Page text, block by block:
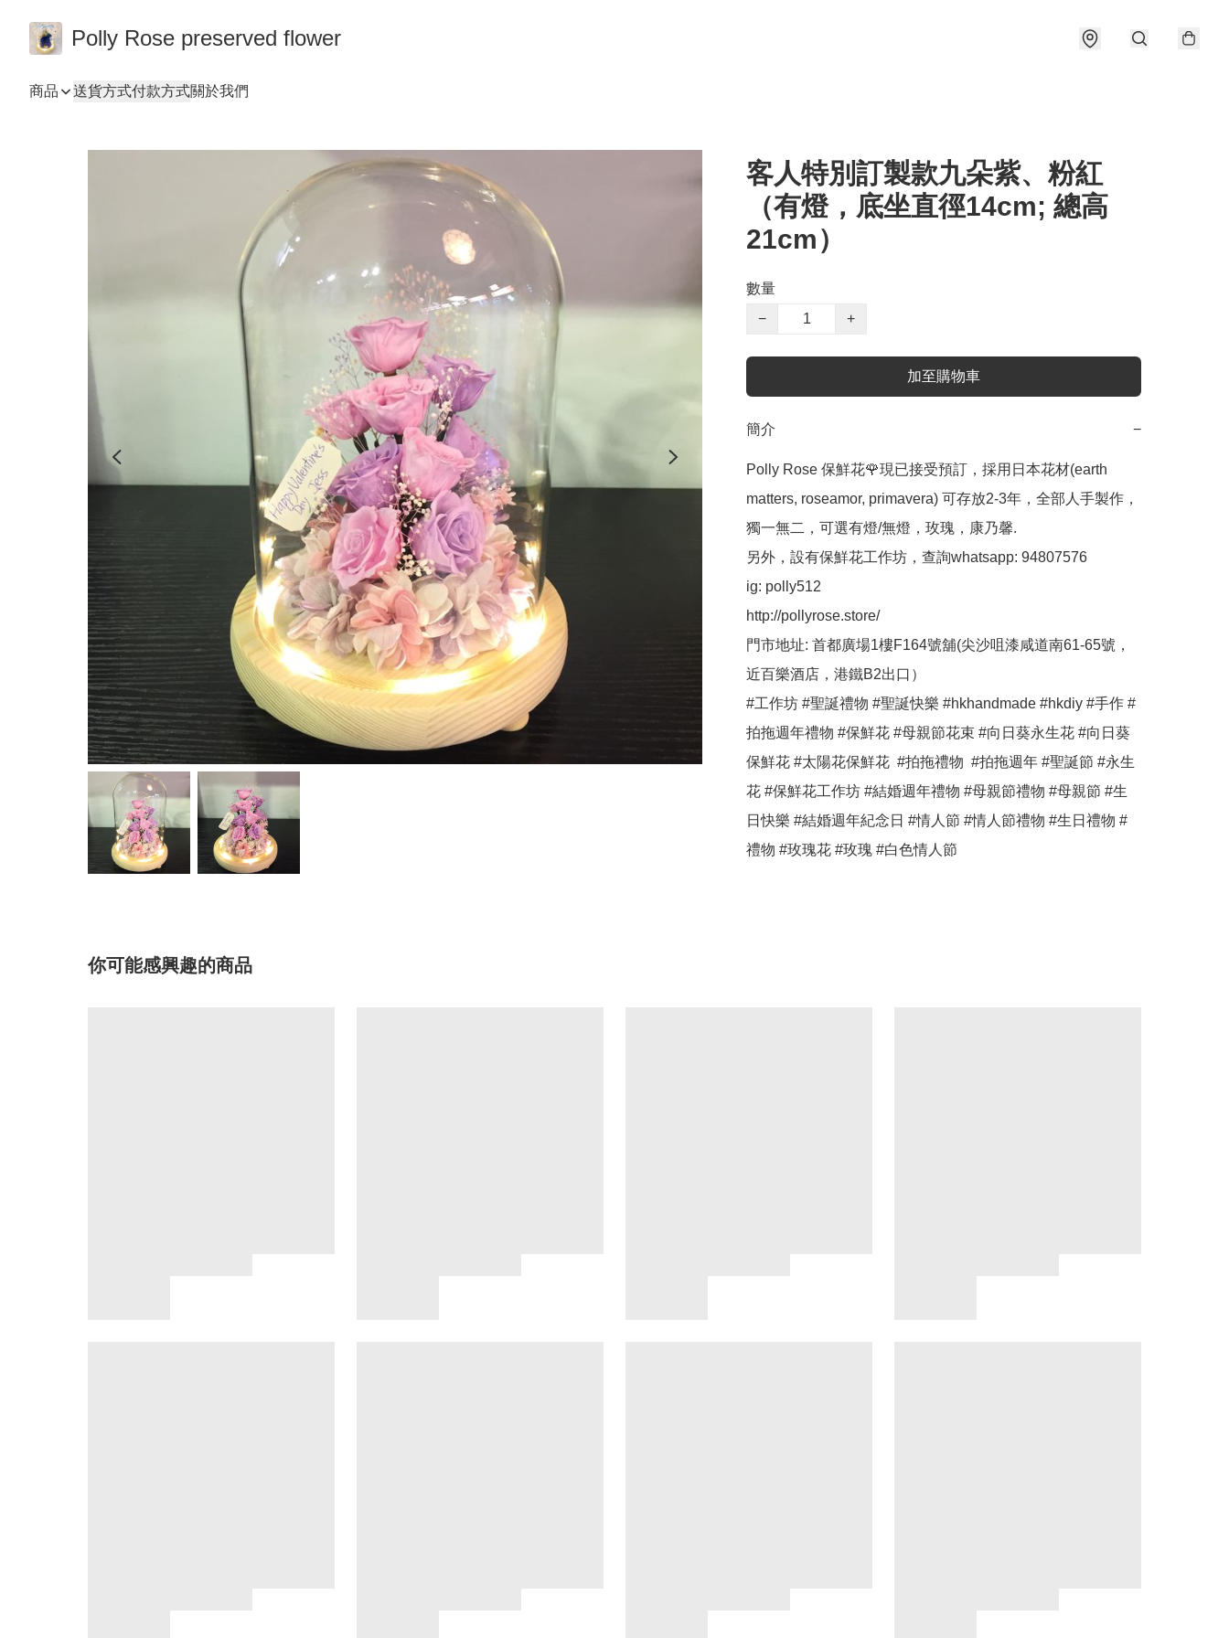
Polly Rose preserved flower
商品 送貨方式付款方式關於我們
客人特別訂製款九朵紫、粉紅
（有燈，底坐直徑14cm; 總高
21cm）
數量
−
+
加至購物車
簡介 −
Polly Rose 保鮮花🌹現已接受預訂，採用日本花材(earth
matters, roseamor, primavera) 可存放2-3年，全部人手製作，
獨一無二，可選有燈/無燈，玫瑰，康乃馨.
另外，設有保鮮花工作坊，查詢whatsapp: 94807576
ig: polly512
http://pollyrose.store/
門市地址: 首都廣場1樓F164號舖(尖沙咀漆咸道南61-65號，
近百樂酒店，港鐵B2出口）
#工作坊 #聖誕禮物 #聖誕快樂 #hkhandmade #hkdiy #手作 #
拍拖週年禮物 #保鮮花 #母親節花束 #向日葵永生花 #向日葵
保鮮花 #太陽花保鮮花  #拍拖禮物  #拍拖週年 #聖誕節 #永生
花 #保鮮花工作坊 #結婚週年禮物 #母親節禮物 #母親節 #生
日快樂 #結婚週年紀念日 #情人節 #情人節禮物 #生日禮物 #
禮物 #玫瑰花 #玫瑰 #白色情人節
你可能感興趣的商品